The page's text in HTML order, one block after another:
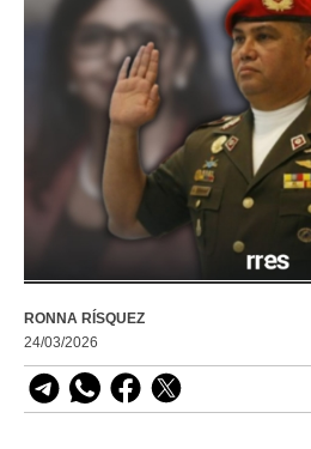
RONNA RÍSQUEZ
24/03/2026